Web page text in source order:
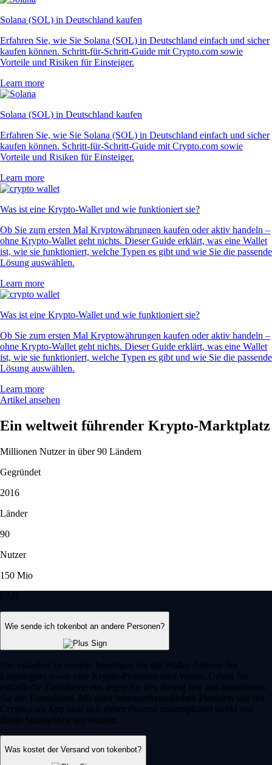
Solana (SOL) in Deutschland kaufen
Erfahren Sie, wie Sie Solana (SOL) in Deutschland einfach und sicher
kaufen können. Schritt-für-Schritt-Guide mit Crypto.com sowie
Vorteile und Risiken für Einsteiger.
Learn more
Solana (SOL) in Deutschland kaufen
Erfahren Sie, wie Sie Solana (SOL) in Deutschland einfach und sicher
kaufen können. Schritt-für-Schritt-Guide mit Crypto.com sowie
Vorteile und Risiken für Einsteiger.
Learn more
Was ist eine Krypto-Wallet und wie funktioniert sie?
Ob Sie zum ersten Mal Kryptowährungen kaufen oder aktiv handeln –
ohne Krypto-Wallet geht nichts. Dieser Guide erklärt, was eine Wallet
ist, wie sie funktioniert, welche Typen es gibt und wie Sie die passende
Lösung auswählen.
Learn more
Was ist eine Krypto-Wallet und wie funktioniert sie?
Ob Sie zum ersten Mal Kryptowährungen kaufen oder aktiv handeln –
ohne Krypto-Wallet geht nichts. Dieser Guide erklärt, was eine Wallet
ist, wie sie funktioniert, welche Typen es gibt und wie Sie die passende
Lösung auswählen.
Learn more
Artikel ansehen
Ein weltweit führender Krypto-Marktplatz
Millionen Nutzer in über 90 Ländern
Gegründet
2016
Länder
90
Nutzer
150 Mio
FAQ
Wie sende ich tokenbot an andere Personen?
Um tokenbot zu senden, benötigen Sie die Wallet-Adresse des
Empfängers sowie eine Krypto-Plattform oder Wallet. Geben Sie
einfach die Zieladresse ein, legen Sie den Betrag fest und autorisieren
Sie die Transaktion. Mit einer benutzerfreundlichen Plattform wie der
Crypto.com App lässt sich dieser Prozess unkompliziert direkt von
Ihrem Smartphone aus steuern.
Was kostet der Versand von tokenbot?